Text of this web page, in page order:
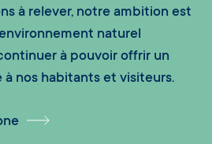
à relever, notre ambition est
naturel
à pouvoir offrir un
nos habitants et visiteurs.